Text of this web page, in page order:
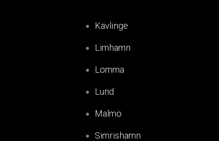
Kävlinge
Limhamn
Lomma
Lund
Malmö
Simrishamn